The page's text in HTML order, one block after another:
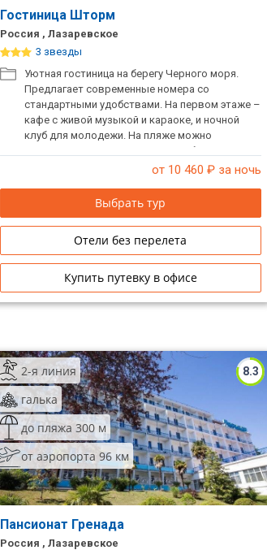
Гостиница Шторм
Россия , Лазаревское
3 звезды
Уютная гостиница на берегу Черного моря.
Предлагает современные номера со
стандартными удобствами. На первом этаже –
кафе с живой музыкой и караоке, и ночной
клуб для молодежи. На пляже можно
покататься на скутере, морском банане,
гидровелосипеде, водных лыжах, полетать на
от 10 460 ₽ за ночь
Выбрать тур
Отели без перелета
Купить путевку в офисе
8.3
2-я линия
галька
до пляжа 300 м
от аэропорта 96 км
Пансионат Гренада
Россия , Лазаревское